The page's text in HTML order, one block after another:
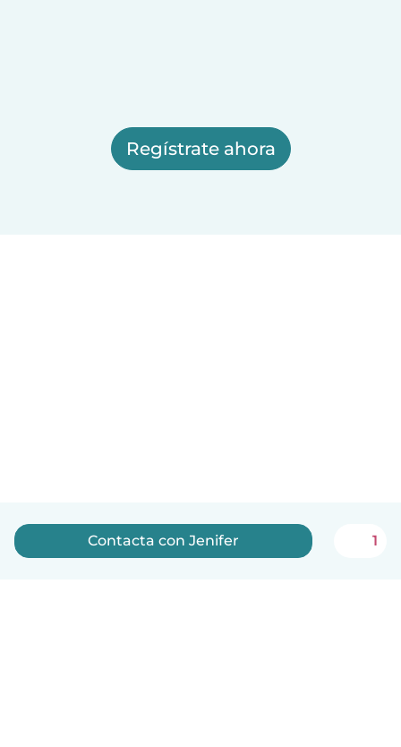
Regístrate ahora
Contacta con Jenifer 1